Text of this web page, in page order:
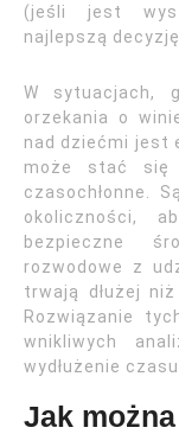
(jeśli jest
najlepszą decyzję.
W sytuacjach,
orzekania o
nad dziećmi jest
może stać się
czasochłonne.
okoliczności,
bezpieczne
rozwodowe z
trwają dłużej
Rozwiązanie
wnikliwych
wydłużenie
Jak